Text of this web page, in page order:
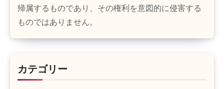
帰属するものであり、その権利を意図的に侵害する
ものではありません。
カテゴリー